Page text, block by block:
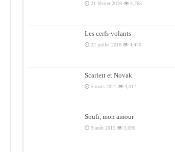
21 février 2016 4,765
Les cerfs-volants
22 juillet 2016 4,470
Scarlett et Novak
5 mars 2021 4,017
Soufi, mon amour
9 août 2015 3,696